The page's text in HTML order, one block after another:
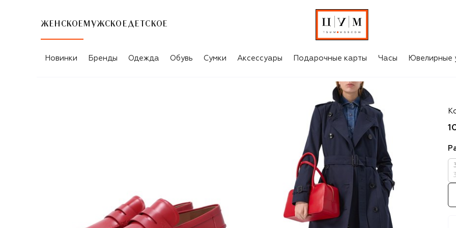
ЖЕНСКОЕ МУЖСКОЕ ДЕТСКОЕ
Новинки Бренды Одежда Обувь Сумки Аксессуары Подарочные карты Часы Ювелирные